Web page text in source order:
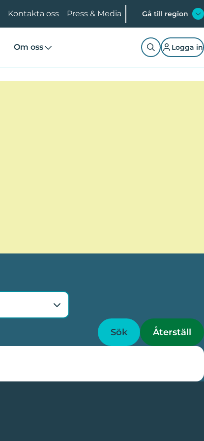
Kontakta oss Press & Media Gå till region
Om oss Logga in